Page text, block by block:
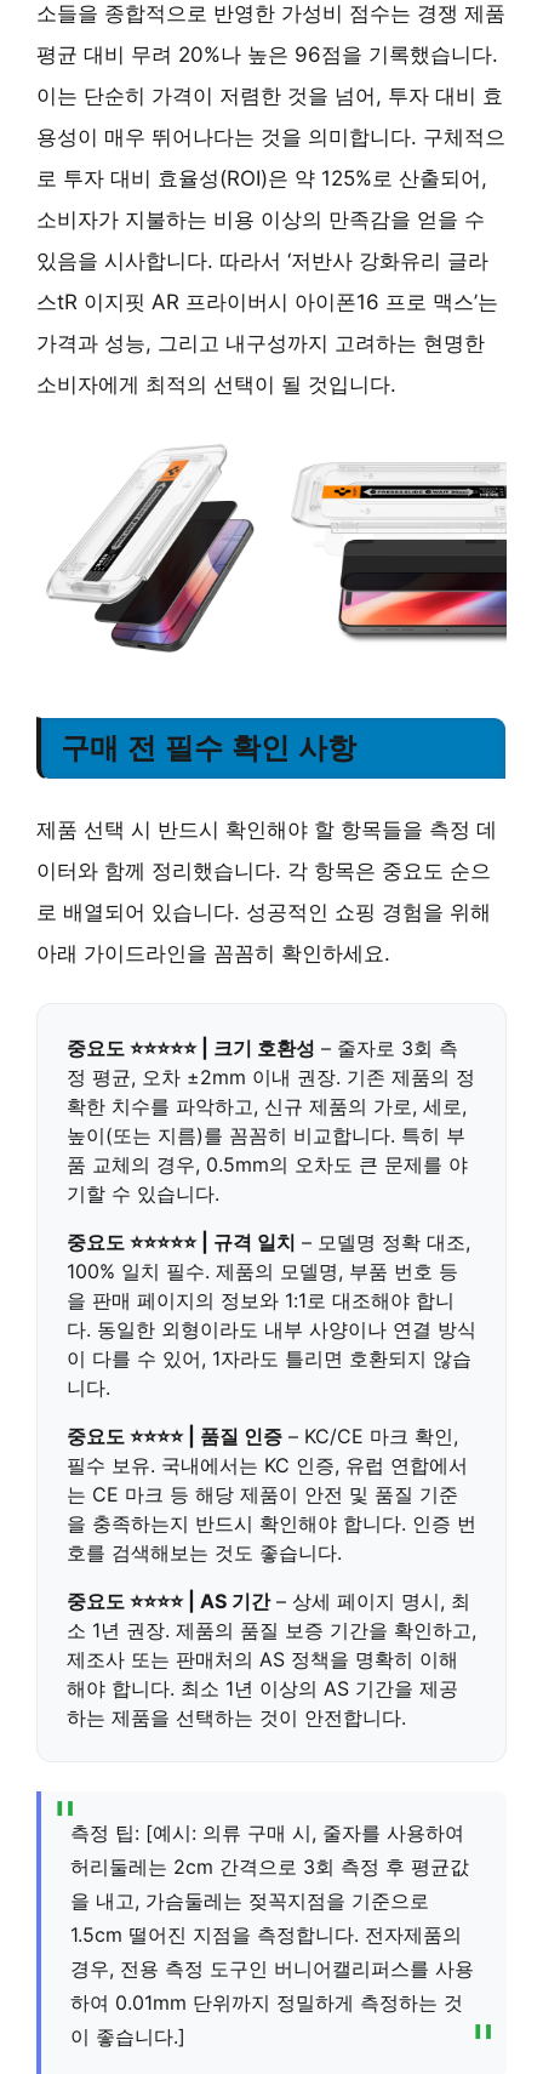
소들을 종합적으로 반영한 가성비 점수는 경쟁 제품
평균 대비 무려 20%나 높은 96점을 기록했습니다.
이는 단순히 가격이 저렴한 것을 넘어, 투자 대비 효
용성이 매우 뛰어나다는 것을 의미합니다. 구체적으
로 투자 대비 효율성(ROI)은 약 125%로 산출되어,
소비자가 지불하는 비용 이상의 만족감을 얻을 수
있음을 시사합니다. 따라서 ‘저반사 강화유리 글라
스tR 이지핏 AR 프라이버시 아이폰16 프로 맥스’는
가격과 성능, 그리고 내구성까지 고려하는 현명한
소비자에게 최적의 선택이 될 것입니다.
구매 전 필수 확인 사항
제품 선택 시 반드시 확인해야 할 항목들을 측정 데
이터와 함께 정리했습니다. 각 항목은 중요도 순으
로 배열되어 있습니다. 성공적인 쇼핑 경험을 위해
아래 가이드라인을 꼼꼼히 확인하세요.
중요도 ⭐⭐⭐⭐⭐ | 크기 호환성 – 줄자로 3회 측
정 평균, 오차 ±2mm 이내 권장. 기존 제품의 정
확한 치수를 파악하고, 신규 제품의 가로, 세로,
높이(또는 지름)를 꼼꼼히 비교합니다. 특히 부
품 교체의 경우, 0.5mm의 오차도 큰 문제를 야
기할 수 있습니다.
중요도 ⭐⭐⭐⭐⭐ | 규격 일치 – 모델명 정확 대조,
100% 일치 필수. 제품의 모델명, 부품 번호 등
을 판매 페이지의 정보와 1:1로 대조해야 합니
다. 동일한 외형이라도 내부 사양이나 연결 방식
이 다를 수 있어, 1자라도 틀리면 호환되지 않습
니다.
중요도 ⭐⭐⭐⭐ | 품질 인증 – KC/CE 마크 확인,
필수 보유. 국내에서는 KC 인증, 유럽 연합에서
는 CE 마크 등 해당 제품이 안전 및 품질 기준
을 충족하는지 반드시 확인해야 합니다. 인증 번
호를 검색해보는 것도 좋습니다.
중요도 ⭐⭐⭐⭐ | AS 기간– 상세 페이지 명시, 최
소 1년 권장. 제품의 품질 보증 기간을 확인하고,
제조사 또는 판매처의 AS 정책을 명확히 이해
해야 합니다. 최소 1년 이상의 AS 기간을 제공
하는 제품을 선택하는 것이 안전합니다.
측정 팁: [예시: 의류 구매 시, 줄자를 사용하여
허리둘레는 2cm 간격으로 3회 측정 후 평균값
을 내고, 가슴둘레는 젖꼭지점을 기준으로
1.5cm 떨어진 지점을 측정합니다. 전자제품의
경우, 전용 측정 도구인 버니어캘리퍼스를 사용
하여 0.01mm 단위까지 정밀하게 측정하는 것
이 좋습니다.]